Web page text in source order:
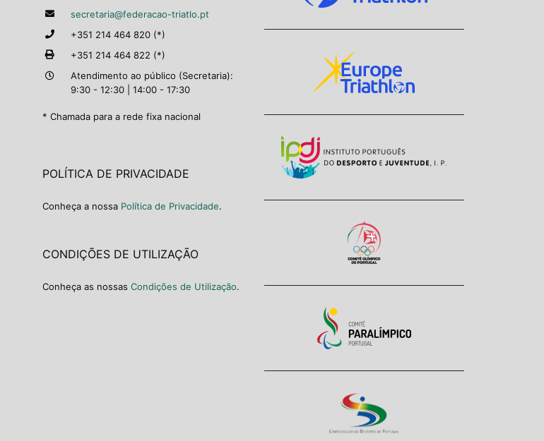
secretaria@federacao-triatlo.pt
+351 214 464 820 (*)
+351 214 464 822 (*)
Atendimento ao público (Secretaria):
9:30 - 12:30 | 14:00 - 17:30
* Chamada para a rede fixa nacional
POLÍTICA DE PRIVACIDADE
Conheça a nossa Política de Privacidade.
CONDIÇÕES DE UTILIZAÇÃO
Conheça as nossas Condições de Utilização.